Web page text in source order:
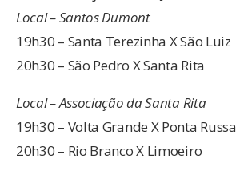
Local – Santos Dumont
19h30 – Santa Terezinha X São Luiz
20h30 – São Pedro X Santa Rita
Local – Associação da Santa Rita
19h30 – Volta Grande X Ponta Russa
20h30 – Rio Branco X Limoeiro